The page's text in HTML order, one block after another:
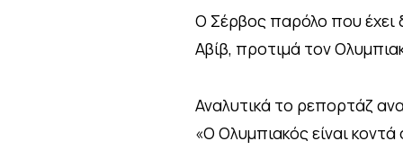
Ο Σέρβος παρόλο που έχει
Αβίβ, προτιμά τον
Αναλυτικά το ρεπορτάζ
«Ο Ολυμπιακός είναι